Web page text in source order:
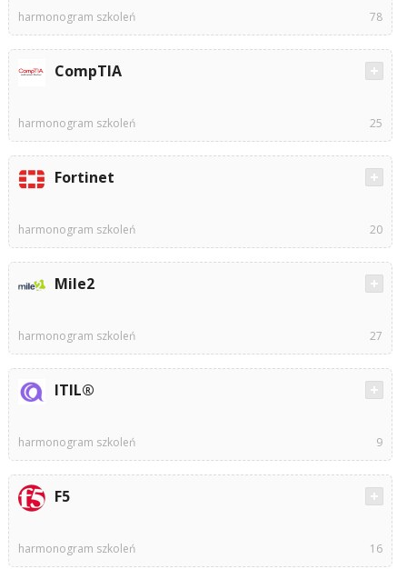
harmonogram szkoleń 78
CompTIA
harmonogram szkoleń 25
Fortinet
harmonogram szkoleń 20
Mile2
harmonogram szkoleń 27
ITIL®
harmonogram szkoleń 9
F5
harmonogram szkoleń 16